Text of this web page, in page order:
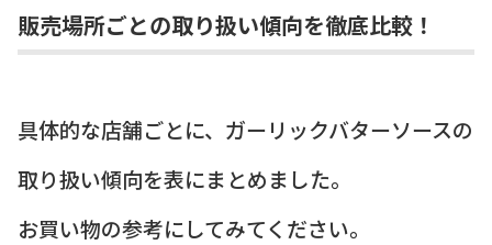
販売場所ごとの取り扱い傾向を徹底比較！
具体的な店舗ごとに、ガーリックバターソースの
取り扱い傾向を表にまとめました。
お買い物の参考にしてみてください。